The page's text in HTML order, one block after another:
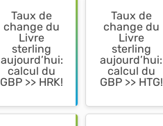
Taux de
change du
Livre
sterling
aujourd’hui:
calcul du
GBP >> HRK!
Taux de
change du
Livre
sterling
aujourd’hui:
calcul du
GBP >> HTG!